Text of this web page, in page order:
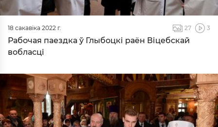
18 сакавіка 2022 г. 27 3
Рабочая паездка ў Глыбоцкі раён Віцебскай
вобласці